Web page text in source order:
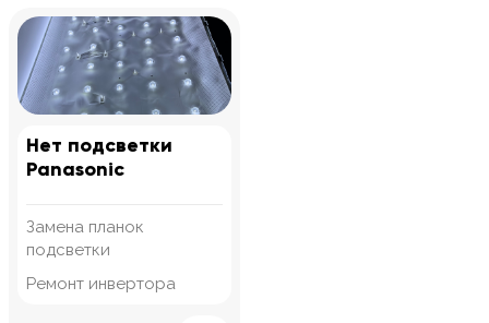
Нет подсветки
Panasonic
Замена планок
подсветки
Ремонт инвертора